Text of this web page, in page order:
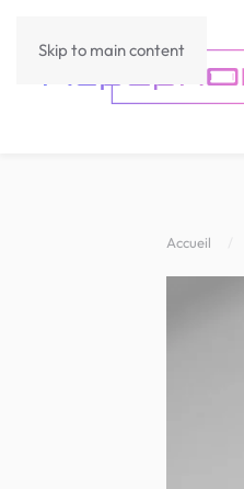
Skip to main content
Accueil